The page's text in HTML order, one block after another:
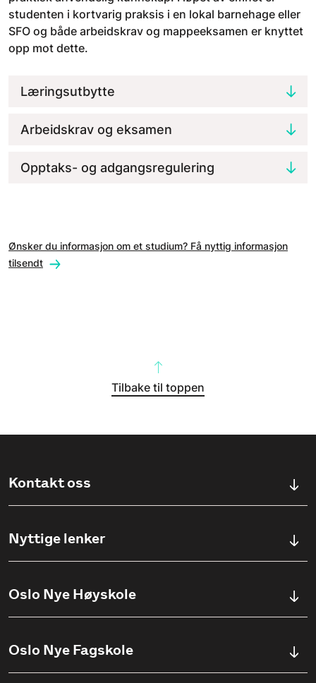
studenten i kortvarig praksis i en lokal barnehage eller
SFO og både arbeidskrav og mappeeksamen er knyttet
opp mot dette.
Læringsutbytte
Arbeidskrav og eksamen
Opptaks- og adgangsregulering
Ønsker du informasjon om et studium? Få nyttig informasjon
tilsendt
Tilbake til toppen
Kontakt oss
Ullevålsveien 76, 0454 OSLO
(+47) 23 23 38 20
Nyttige lenker
Søknadsinfo
Pensumlister
Oslo Nye Høyskole
Institutter
Oslo Nye Fagskole